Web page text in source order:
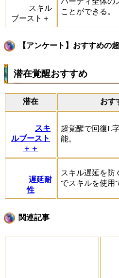
スキル
ブースト＋
ことができる。
【アンケート】おすすめの
潜在覚醒おすすめ
潜在 おす
スキ
ルブースト
＋＋
超覚醒で回復L
能。
遅延耐
性
スキル遅延を防
でスキルを使用
関連記事